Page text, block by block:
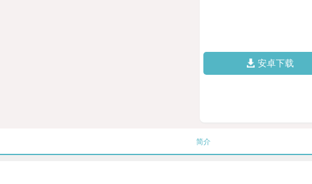
安卓下载
简介